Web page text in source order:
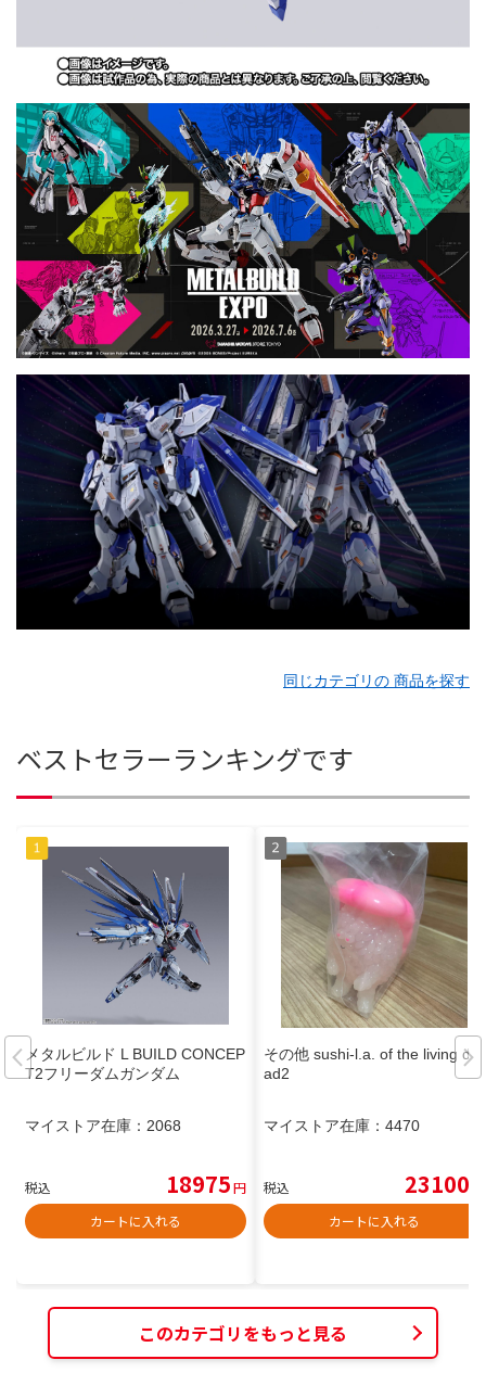
同じカテゴリの 商品を探す
ベストセラーランキングです
メタルビルド L BUILD CONCEP
T2フリーダムガンダム
マイストア在庫： 2068
税込 18975円
カートに入れる
その他 sushi-l.a. of the living de
ad2
マイストア在庫： 4470
税込 23100
カートに入れる
このカテゴリをもっと見る